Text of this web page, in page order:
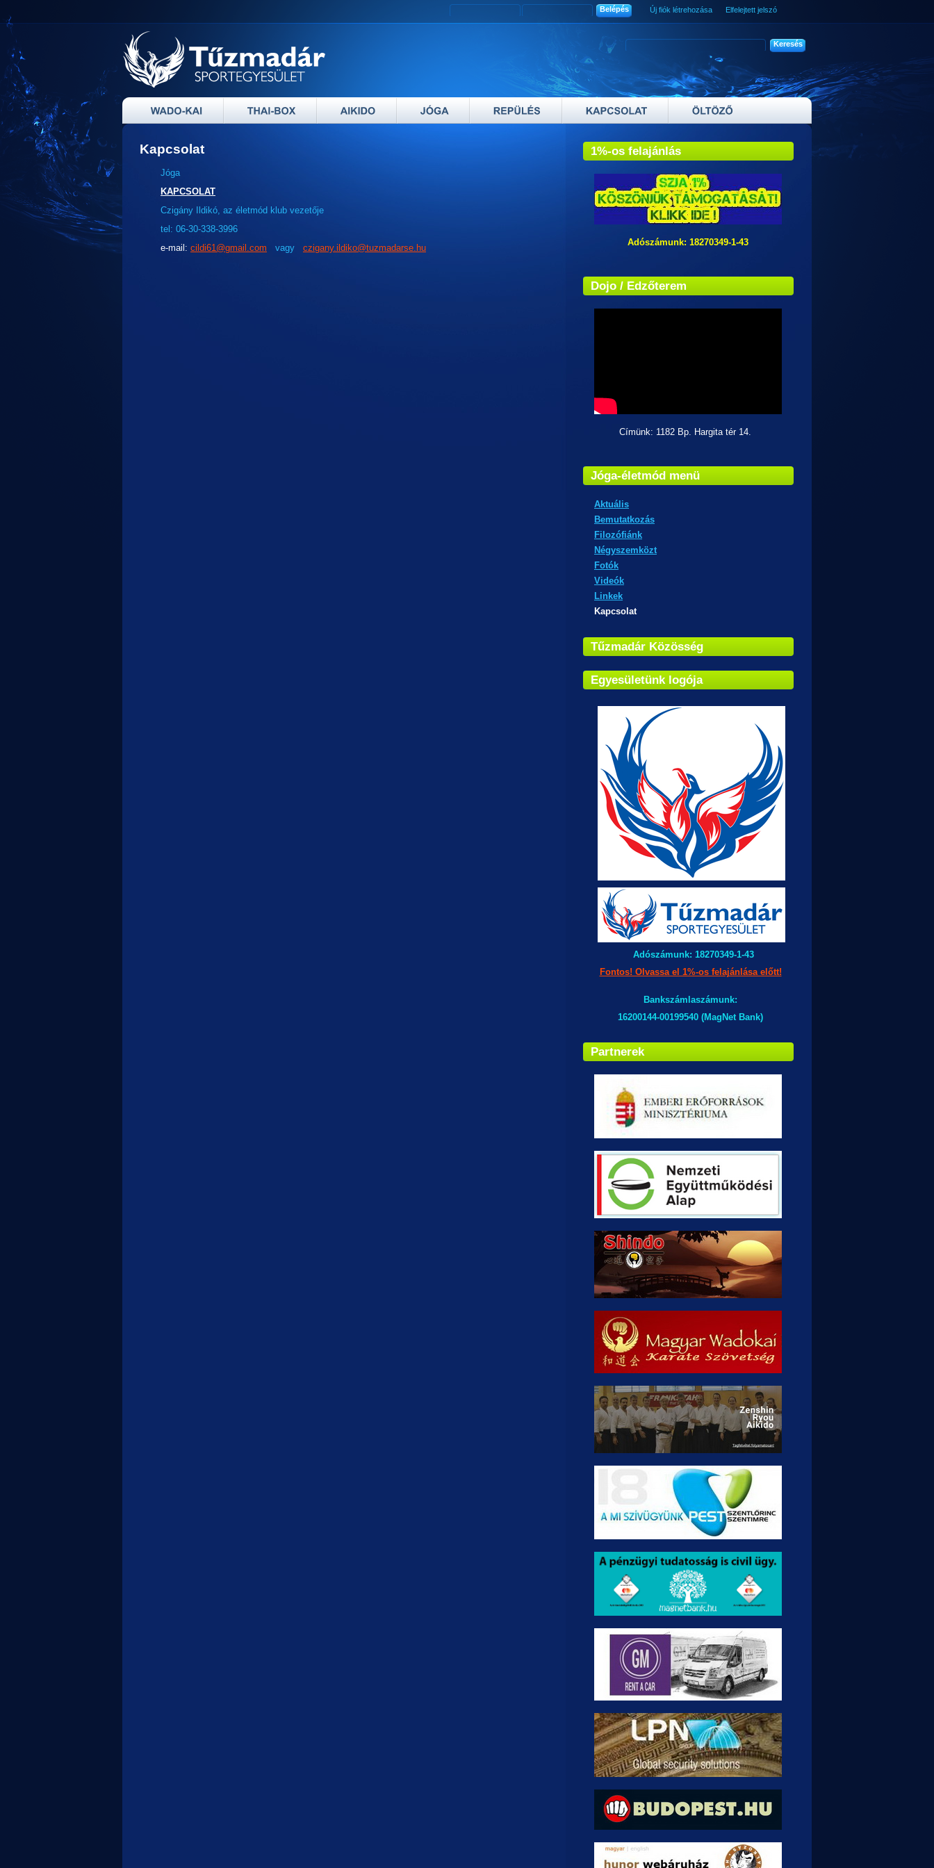
Új fiók létrehozása Elfelejtett jelszó
1%-os felajánlás
Adószámunk: 18270349-1-43
Dojo / Edzőterem
Címünk: 1182 Bp. Hargita tér 14.
Jóga-életmód menü
Aktuális
Bemutatkozás
Filozófiánk
Négyszemközt
Fotók
Videók
Linkek
Kapcsolat
Tűzmadár Közösség
Egyesületünk logója
Adószámunk: 18270349-1-43
Fontos! Olvassa el 1%-os felajánlása előtt!
Bankszámlaszámunk:
16200144-00199540 (MagNet Bank)
Partnerek
Kapcsolat
Jóga
KAPCSOLAT
Czigány Ildikó, az életmód klub vezetője
tel: 06-30-338-3996
e-mail: cildi61@gmail.com vagy czigany.ildiko@tuzmadarse.hu